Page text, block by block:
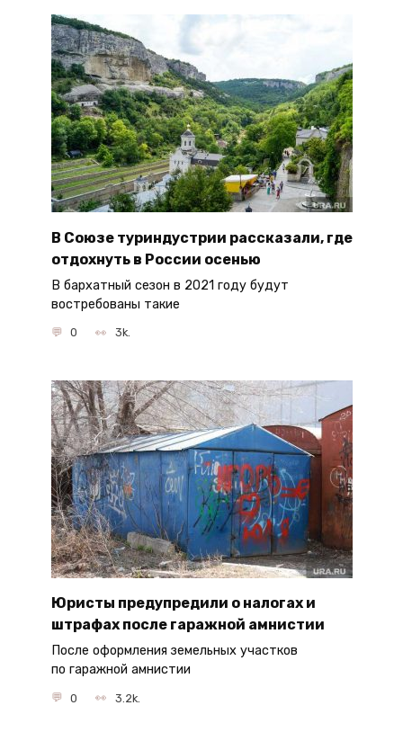
В Союзе туриндустрии рассказали, где
отдохнуть в России осенью
В бархатный сезон в 2021 году будут
востребованы такие
0 3k.
Юристы предупредили о налогах и
штрафах после гаражной амнистии
После оформления земельных участков
по гаражной амнистии
0 3.2k.